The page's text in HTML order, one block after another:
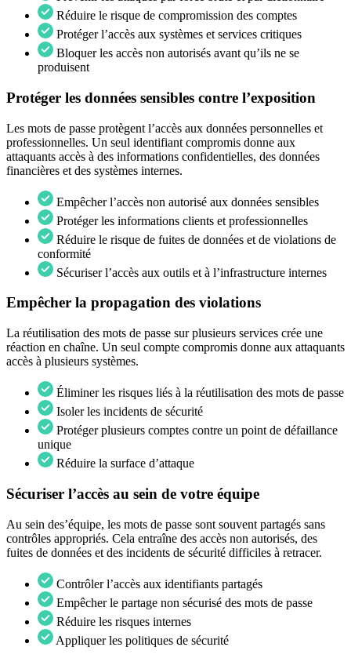
Réduire le risque de compromission des comptes
Protéger l’accès aux systèmes et services critiques
Bloquer les accès non autorisés avant qu’ils ne se
produisent
Protéger les données sensibles contre l’exposition
Les mots de passe protègent l’accès aux données personnelles et
professionnelles. Un seul identifiant compromis donne aux
attaquants accès à des informations confidentielles, des données
financières et des systèmes internes.
Empêcher l’accès non autorisé aux données sensibles
Protéger les informations clients et professionnelles
Réduire le risque de fuites de données et de violations de
conformité
Sécuriser l’accès aux outils et à l’infrastructure internes
Empêcher la propagation des violations
La réutilisation des mots de passe sur plusieurs services crée une
réaction en chaîne. Un seul compte compromis donne aux attaquants
accès à plusieurs systèmes.
Éliminer les risques liés à la réutilisation des mots de passe
Isoler les incidents de sécurité
Protéger plusieurs comptes contre un point de défaillance
unique
Réduire la surface d’attaque
Sécuriser l’accès au sein de votre équipe
Au sein des’équipe, les mots de passe sont souvent partagés sans
contrôles appropriés. Cela entraîne des accès non autorisés, des
fuites de données et des incidents de sécurité difficiles à retracer.
Contrôler l’accès aux identifiants partagés
Empêcher le partage non sécurisé des mots de passe
Réduire les risques internes
Appliquer les politiques de sécurité